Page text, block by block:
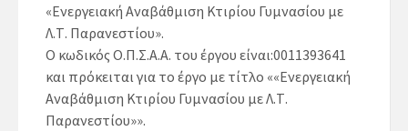
«Ενεργειακή Αναβάθμιση Κτιρίου Γυμνασίου με
Λ.Τ. Παρανεστίου».
Ο κωδικός Ο.Π.Σ.Α.Α. του έργου είναι:0011393641
και πρόκειται για το έργο με τίτλο ««Ενεργειακή
Αναβάθμιση Κτιρίου Γυμνασίου με Λ.Τ.
Παρανεστίου»».